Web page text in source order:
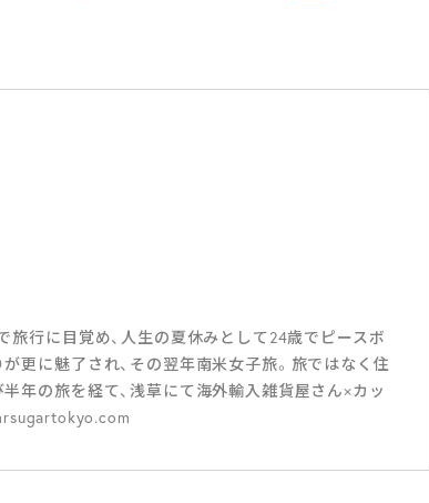
行に目覚め、人生の夏休みとして24歳でピースボ
更に魅了され、その翌年南米女子旅。旅ではなく住
年の旅を経て、浅草にて海外輸入雑貨屋さん×カッ